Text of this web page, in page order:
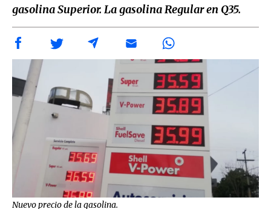
gasolina Superior. La gasolina Regular en Q35.
Nuevo precio de la gasolina.